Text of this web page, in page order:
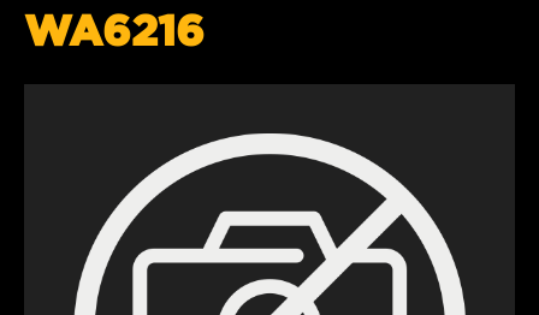
WA6216